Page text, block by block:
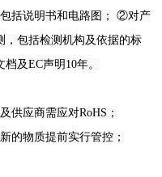
说明书和电路图； ②对产
包括检测机构及依据的标
及EC声明10年。
供应商需应对RoHS；
的物质提前实行管控；